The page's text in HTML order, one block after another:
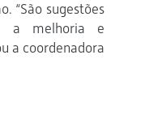
“São sugestões
a melhoria e
a coordenadora